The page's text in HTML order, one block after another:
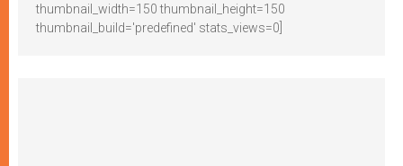
thumbnail_width=150 thumbnail_height=150
thumbnail_build='predefined' stats_views=0]